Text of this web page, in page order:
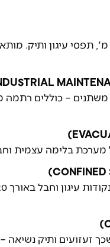
רתמה, בלם אנכי, חבל 10–15 מ',
– כוללים רתמה
מערכת בלימה עצמית
ותיק נשיאה –